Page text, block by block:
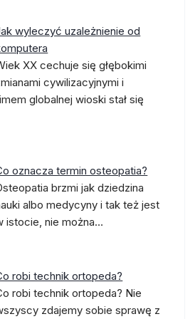
wyleczyć uzależnienie od
XX cechuje się głębokimi
cywilizacyjnymi i
globalnej wioski stał się
oznacza termin osteopatia?
brzmi jak dziedzina
albo medycyny i tak też jest
istocie, nie można…
robi technik ortopeda?
robi technik ortopeda? Nie
zdajemy sobie sprawę z